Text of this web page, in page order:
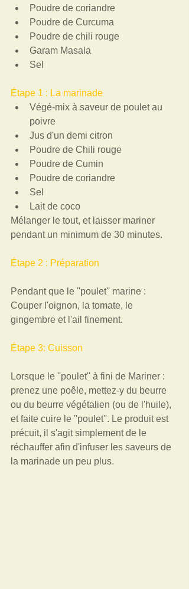
Poudre de coriandre
Poudre de Curcuma
Poudre de chili rouge
Garam Masala
Sel
Étape 1 : La marinade
Végé-mix à saveur de poulet au
poivre
Jus d'un demi citron
Poudre de Chili rouge
Poudre de Cumin
Poudre de coriandre
Sel
Lait de coco
Mélanger le tout, et laisser mariner
pendant un minimum de 30 minutes.
Étape 2 : Préparation
Pendant que le ''poulet'' marine :
Couper l'oignon, la tomate, le
gingembre et l'ail finement.
Étape 3: Cuisson
Lorsque le ''poulet'' à fini de Mariner :
prenez une poêle, mettez-y du beurre
ou du beurre végétalien (ou de l'huile),
et faite cuire le ''poulet''. Le produit est
précuit, il s'agit simplement de le
réchauffer afin d'infuser les saveurs de
la marinade un peu plus.